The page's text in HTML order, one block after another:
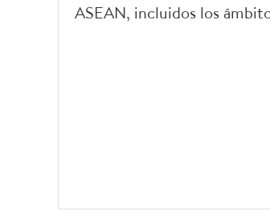
ASEAN, incluidos los